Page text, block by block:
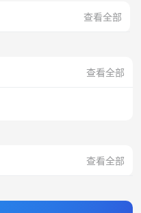
查看全部
查看全部
查看全部